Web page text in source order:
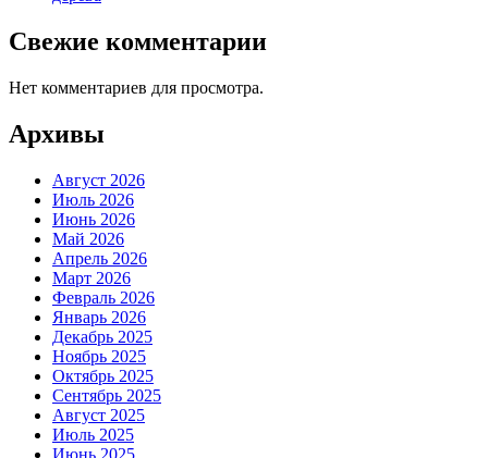
Свежие комментарии
Нет комментариев для просмотра.
Архивы
Август 2026
Июль 2026
Июнь 2026
Май 2026
Апрель 2026
Март 2026
Февраль 2026
Январь 2026
Декабрь 2025
Ноябрь 2025
Октябрь 2025
Сентябрь 2025
Август 2025
Июль 2025
Июнь 2025